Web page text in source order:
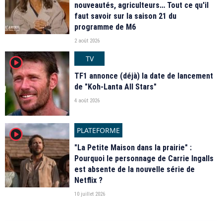
nouveautés, agriculteurs… Tout ce qu'il
faut savoir sur la saison 21 du
programme de M6
2 août 2026
player2
TV
TF1 annonce (déjà) la date de lancement
de "Koh-Lanta All Stars"
4 août 2026
player2
PLATEFORME
"La Petite Maison dans la prairie" :
Pourquoi le personnage de Carrie Ingalls
est absente de la nouvelle série de
Netflix ?
10 juillet 2026